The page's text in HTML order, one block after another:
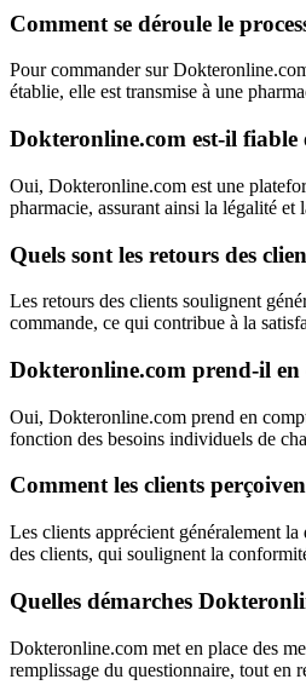
Comment se déroule le
Pour commander sur
établie, elle est transmise à une
Dokteronline.com est-il fiable
Oui, Dokteronline.com est une
pharmacie, assurant ainsi la légalité et
Quels sont les retours des
Les retours des clients soulignent
commande, ce qui contribue à la
Dokteronline.com prend-il en
Oui, Dokteronline.com prend en
fonction des besoins individuels de
Comment les clients
Les clients apprécient généralement
des clients, qui soulignent la
Quelles démarches
Dokteronline.com met en place des
remplissage du questionnaire, tout en